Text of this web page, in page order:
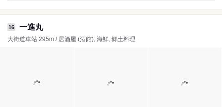
16 一進丸
大街道車站 295m / 居酒屋 (酒館), 海鮮, 郷土料理